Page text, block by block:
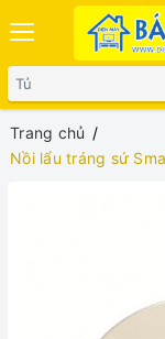
Trang chủ
Nồi lẩu tráng sứ